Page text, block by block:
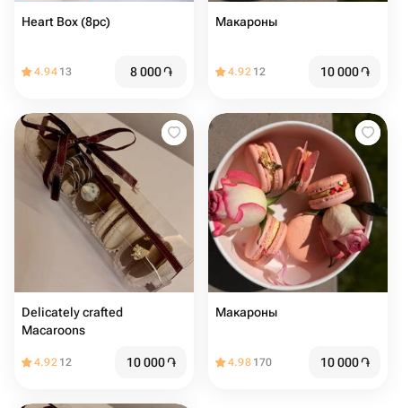
Heart Box (8pc)
4.94 13 8 000֏
Макароны
4.92 12 10 000֏
Delicately crafted
Macaroons
4.92 12 10 000֏
Макароны
4.98 170 10 000֏